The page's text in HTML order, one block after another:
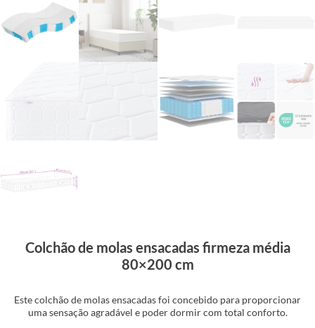
Colchão de molas ensacadas firmeza média
80×200 cm
Este colchão de molas ensacadas foi concebido para proporcionar
uma sensação agradável e poder dormir com total conforto.